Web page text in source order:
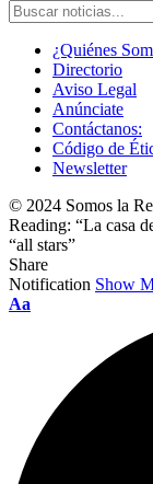
¿Quiénes
Directorio
Aviso Legal
Anúnciate
Contáctanos:
Código de
Newsletter
© 2024 Somos la
Reading: “La casa
“all stars”
Share
Notification Show
Font
Aa